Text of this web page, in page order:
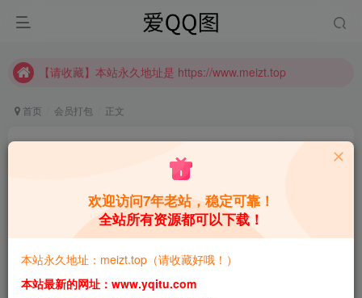
推广计划正式上线啦！可获得高额奖励哦
推广计划正式上线啦！可获得高额奖励哦
首页 会员打包 正文
1个月前更新
2 1.3W+
本站预览图进行了压缩和水印，原图无压缩，无本站水
欢迎访问7年老站，稳定可靠！
全站所有资源都可以下载！
本站永久地址：meizt.top（请收藏好哦！）
本站最新的网址：www.yqitu.com